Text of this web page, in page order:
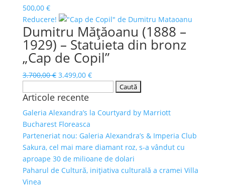
500,00 €
Reducere!
Dumitru Mățăoanu (1888 –
1929) – Statuieta din bronz
„Cap de Copil”
3.700,00€ Prețul
a
fost:
3.700,00 €.
3.499,00 €Prețul
3.499,00 €.
după:
Articole recente
Galeria Alexandra’s la Courtyard by Marriott
Bucharest Floreasca
Parteneriat nou: Galeria Alexandra’s & Imperia Club
Sakura, cel mai mare diamant roz, s-a vândut cu
aproape 30 de milioane de dolari
Paharul de Cultură, inițiativa culturală a cramei Villa
Vinea